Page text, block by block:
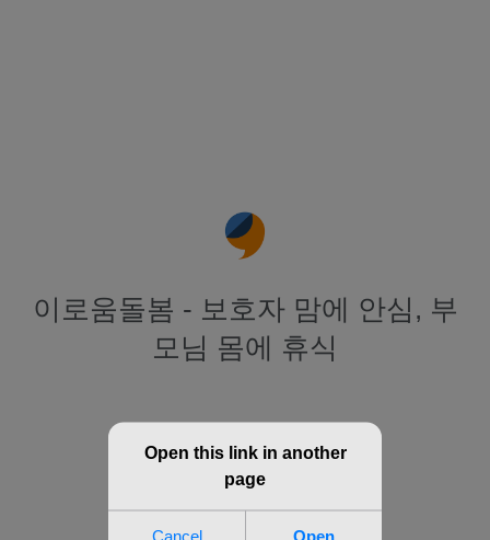
이로움돌봄 - 보호자 맘에 안심, 부
모님 몸에 휴식